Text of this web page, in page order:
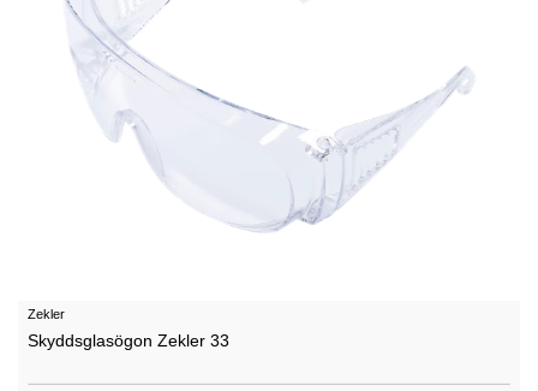
Zekler
Skyddsglasögon Zekler 33